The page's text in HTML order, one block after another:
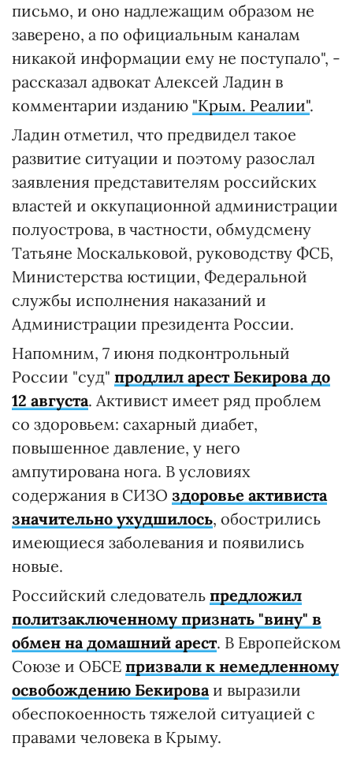
письмо, и оно надлежащим образом не
заверено, а по официальным каналам
никакой информации ему не поступало", -
рассказал адвокат Алексей Ладин в
комментарии изданию "Крым. Реалии".
Ладин отметил, что предвидел такое
развитие ситуации и поэтому разослал
заявления представителям российских
властей и оккупационной администрации
полуострова, в частности, обмудсмену
Татьяне Москальковой, руководству ФСБ,
Министерства юстиции, Федеральной
службы исполнения наказаний и
Администрации президента России.
Напомним, 7 июня подконтрольный
России "суд" продлил арест Бекирова до
12 августа. Активист имеет ряд проблем
со здоровьем: сахарный диабет,
повышенное давление, у него
ампутирована нога. В условиях
содержания в СИЗО здоровье активиста
значительно ухудшилось, обострились
имеющиеся заболевания и появились
новые.
Российский следователь предложил
политзаключенному признать "вину" в
обмен на домашний арест. В Европейском
Союзе и ОБСЕ призвали к немедленному
освобождению Бекироваи выразили
обеспокоенность тяжелой ситуацией с
правами человека в Крыму.